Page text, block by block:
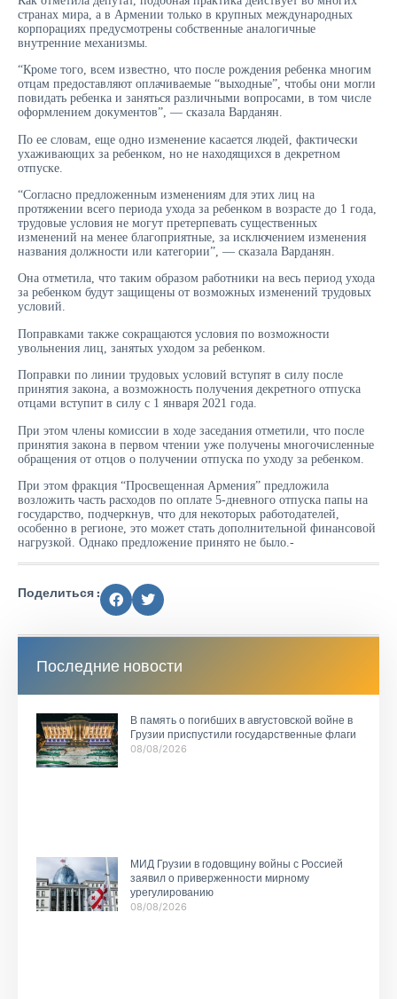
странах мира, а в Армении только в крупных международных
корпорациях предусмотрены собственные аналогичные
внутренние механизмы.
“Кроме того, всем известно, что после рождения ребенка многим
отцам предоставляют оплачиваемые “выходные”, чтобы они могли
повидать ребенка и заняться различными вопросами, в том числе
оформлением документов”, — сказала Варданян.
По ее словам, еще одно изменение касается людей, фактически
ухаживающих за ребенком, но не находящихся в декретном
отпуске.
“Согласно предложенным изменениям для этих лиц на
протяжении всего периода ухода за ребенком в возрасте до 1 года,
трудовые условия не могут претерпевать существенных
изменений на менее благоприятные, за исключением изменения
названия должности или категории”, — сказала Варданян.
Она отметила, что таким образом работники на весь период ухода
за ребенком будут защищены от возможных изменений трудовых
условий.
Поправками также сокращаются условия по возможности
увольнения лиц, занятых уходом за ребенком.
Поправки по линии трудовых условий вступят в силу после
принятия закона, а возможность получения декретного отпуска
отцами вступит в силу с 1 января 2021 года.
При этом члены комиссии в ходе заседания отметили, что после
принятия закона в первом чтении уже получены многочисленные
обращения от отцов о получении отпуска по уходу за ребенком.
При этом фракция “Просвещенная Армения” предложила
возложить часть расходов по оплате 5-дневного отпуска папы на
государство, подчеркнув, что для некоторых работодателей,
особенно в регионе, это может стать дополнительной финансовой
нагрузкой. Однако предложение принято не было.-
Поделиться :
Последние новости
В память о погибших в августовской войне в
Грузии приспустили государственные флаги
08/08/2026
МИД Грузии в годовщину войны с Россией
заявил о приверженности мирному
урегулированию
08/08/2026